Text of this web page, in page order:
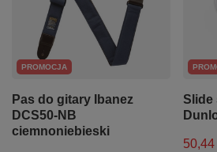
PROMOCJA
Pas do gitary Ibanez
DCS50-NB
ciemnoniebieski
Slide
50,44